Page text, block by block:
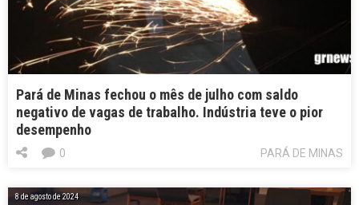
Pará de Minas fechou o mês de julho com saldo
negativo de vagas de trabalho. Indústria teve o pior
desempenho
PARÁ DE MINAS
0
8 de agosto de 2024